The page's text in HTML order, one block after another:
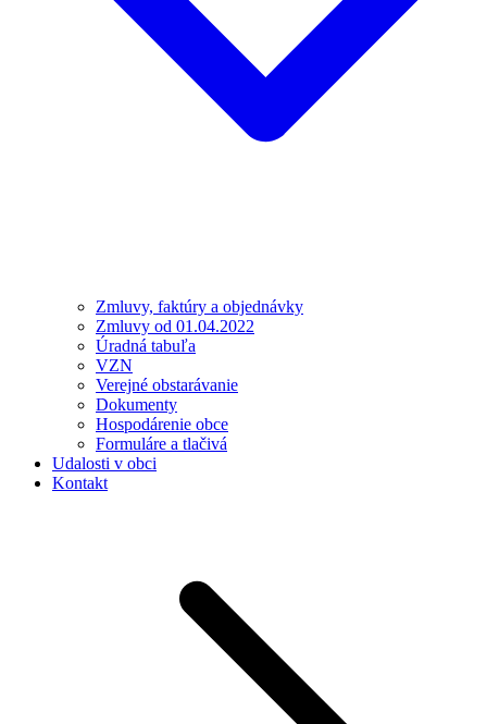
Zmluvy, faktúry a objednávky
Zmluvy od 01.04.2022
Úradná tabuľa
VZN
Verejné obstarávanie
Dokumenty
Hospodárenie obce
Formuláre a tlačivá
Udalosti v obci
Kontakt